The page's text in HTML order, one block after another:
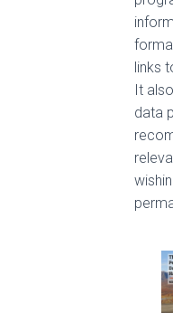
links
It
data